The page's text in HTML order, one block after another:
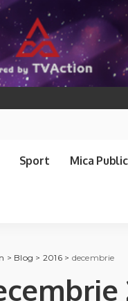
Sport Mica
> Blog > 2016> decembrie